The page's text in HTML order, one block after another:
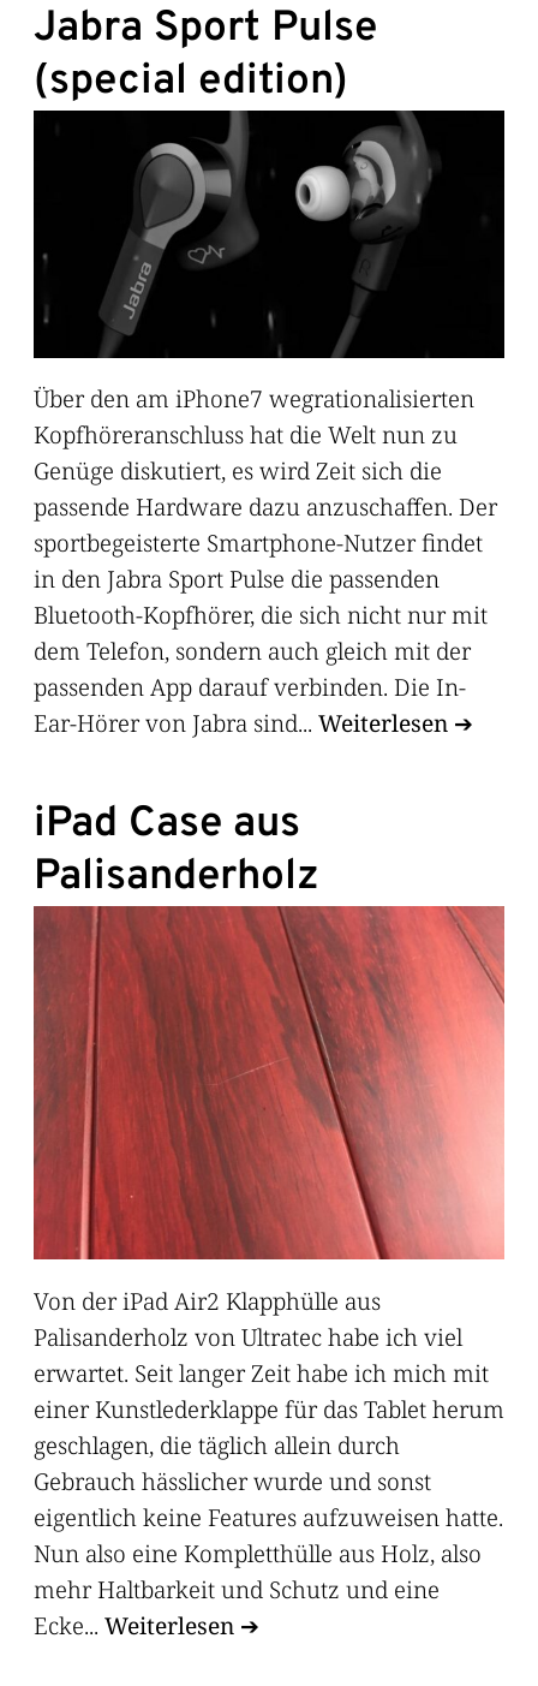
Jabra Sport Pulse
(special edition)
Über den am iPhone7 wegrationalisierten
Kopfhöreranschluss hat die Welt nun zu
Genüge diskutiert, es wird Zeit sich die
passende Hardware dazu anzuschaffen. Der
sportbegeisterte Smartphone-Nutzer findet
in den Jabra Sport Pulse die passenden
Bluetooth-Kopfhörer, die sich nicht nur mit
dem Telefon, sondern auch gleich mit der
passenden App darauf verbinden. Die In-
Ear-Hörer von Jabra sind... Weiterlesen
iPad Case aus
Palisanderholz
Von der iPad Air2 Klapphülle aus
Palisanderholz von Ultratec habe ich viel
erwartet. Seit langer Zeit habe ich mich mit
einer Kunstlederklappe für das Tablet herum
geschlagen, die täglich allein durch
Gebrauch hässlicher wurde und sonst
eigentlich keine Features aufzuweisen hatte.
Nun also eine Kompletthülle aus Holz, also
mehr Haltbarkeit und Schutz und eine
Ecke... Weiterlesen